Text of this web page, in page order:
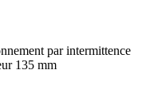
par intermittence
135 mm